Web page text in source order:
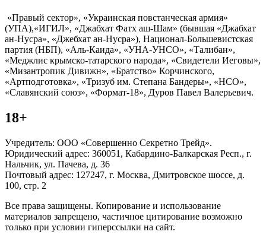
«Правый сектор», «Украинская повстанческая армия»
(УПА),«ИГИЛ», «Джабхат Фатх аш-Шам» (бывшая «Джабхат
ан-Нусра», «Джебхат ан-Нусра»), Национал-Большевистская
партия (НБП), «Аль-Каида», «УНА-УНСО», «Талибан»,
«Меджлис крымско-татарского народа», «Свидетели Иеговы»,
«Мизантропик Дивижн», «Братство» Корчинского,
«Артподготовка», «Тризуб им. Степана Бандеры», «НСО»,
«Славянский союз», «Формат-18», Дуров Павел Валерьевич.
18+
Учредитель: ООО «Совершенно Секретно Трейд».
Юридический адрес: 360051, Кабардино-Балкарская Респ., г.
Нальчик, ул. Пачева, д. 36
Почтовый адрес: 127247, г. Москва, Дмитровское шоссе, д.
100, стр. 2
Все права защищены. Копирование и использование
материалов запрещено, частичное цитирование возможно
только при условии гиперссылки на сайт.